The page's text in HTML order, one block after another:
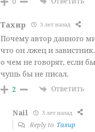
Тахир 3 лет назад
Почему автор данного
что он лжец и
о чем не говорят, если
чушь бы не писал.
2 Ответить
Nail 3 лет назад
Reply to Тахир